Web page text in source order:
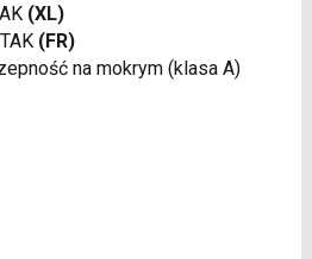
(XL)
(FR)
na mokrym (klasa A)